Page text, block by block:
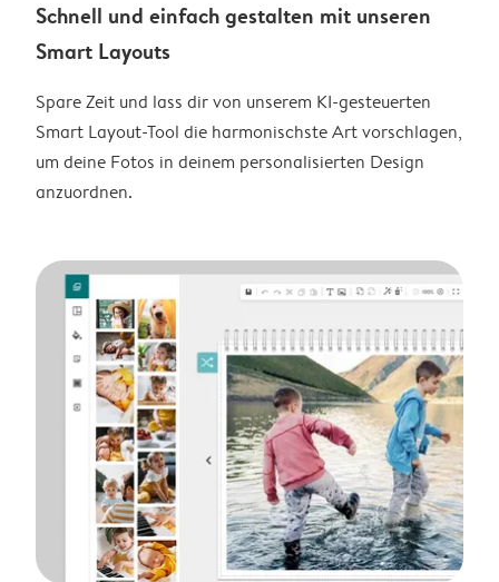
Schnell und einfach gestalten mit unseren
Smart Layouts
Spare Zeit und lass dir von unserem KI-gesteuerten
Smart Layout-Tool die harmonischste Art vorschlagen,
um deine Fotos in deinem personalisierten Design
anzuordnen.